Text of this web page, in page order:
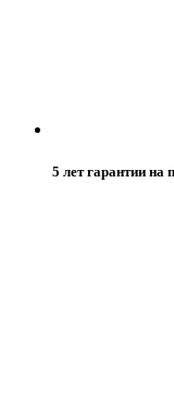
5 лет гарантии на